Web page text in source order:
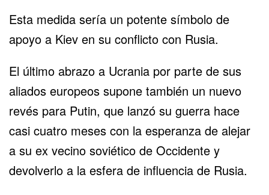
Esta medida sería un potente símbolo de
apoyo a Kiev en su conflicto con Rusia.
El último abrazo a Ucrania por parte de sus
aliados europeos supone también un nuevo
revés para Putin, que lanzó su guerra hace
casi cuatro meses con la esperanza de alejar
a su ex vecino soviético de Occidente y
devolverlo a la esfera de influencia de Rusia.